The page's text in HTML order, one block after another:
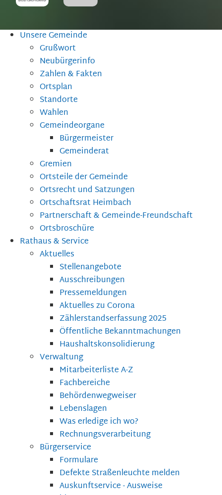
Unsere Gemeinde
Grußwort
Neubürgerinfo
Zahlen & Fakten
Ortsplan
Standorte
Wahlen
Gemeindeorgane
Bürgermeister
Gemeinderat
Gremien
Ortsteile der Gemeinde
Ortsrecht und Satzungen
Ortschaftsrat Heimbach
Partnerschaft & Gemeinde-Freundschaft
Ortsbroschüre
Rathaus & Service
Aktuelles
Stellenangebote
Ausschreibungen
Pressemeldungen
Aktuelles zu Corona
Zählerstandserfassung 2025
Öffentliche Bekanntmachungen
Haushaltskonsolidierung
Verwaltung
Mitarbeiterliste A-Z
Fachbereiche
Behördenwegweiser
Lebenslagen
Was erledige ich wo?
Rechnungsverarbeitung
Bürgerservice
Formulare
Defekte Straßenleuchte melden
Auskunftservice - Ausweise